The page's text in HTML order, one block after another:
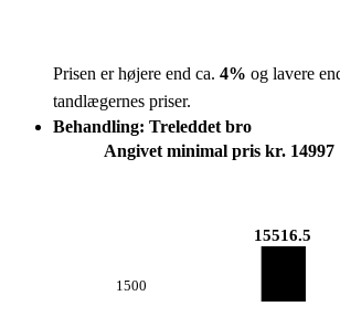
Prisen er højere end ca. 4% og lavere
tandlægernes priser.
Behandling: Treleddet bro
Angivet minimal pris kr. 14997
1500
15516.5